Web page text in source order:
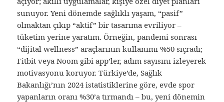
sunuyor. Yeni dönemde sağlıklı yaşam, “pasif”
olmaktan çıkıp “aktif” bir tasarıma evriliyor –
tüketim yerine yaratım. Örneğin, pandemi sonrası
“dijital wellness” araçlarının kullanımı %50 sıçradı;
Fitbit veya Noom gibi app’ler, adım sayısını izleyerek
motivasyonu koruyor. Türkiye’de, Sağlık
Bakanlığı’nın 2024 istatistiklerine göre, evde spor
yapanların oranı %30’a tırmandı – bu, yeni dönemin